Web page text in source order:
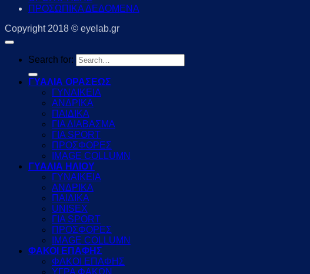
ΠΡΟΣΩΠΙΚΑ ΔΕΔΟΜΕΝΑ
Copyright 2018 © eyelab.gr
Search for:
ΓΥΑΛΙΑ ΟΡΑΣΕΩΣ
ΓΥΝΑΙΚΕΙΑ
ΑΝΔΡΙΚΑ
ΠΑΙΔΙΚΑ
ΓΙΑ ΔΙΑΒΑΣΜΑ
ΓΙΑ SPORT
ΠΡΟΣΦΟΡΕΣ
IMAGE COLLUMN
ΓΥΑΛΙΑ ΗΛΙΟΥ
ΓΥΝΑΙΚΕΙΑ
ΑΝΔΡΙΚΑ
ΠΑΙΔΙΚΑ
UNISEX
ΓΙΑ SPORT
ΠΡΟΣΦΟΡΕΣ
IMAGE COLLUMN
ΦΑΚΟΙ ΕΠΑΦΗΣ
ΦΑΚΟΙ ΕΠΑΦΗΣ
ΥΓΡΑ ΦΑΚΩΝ